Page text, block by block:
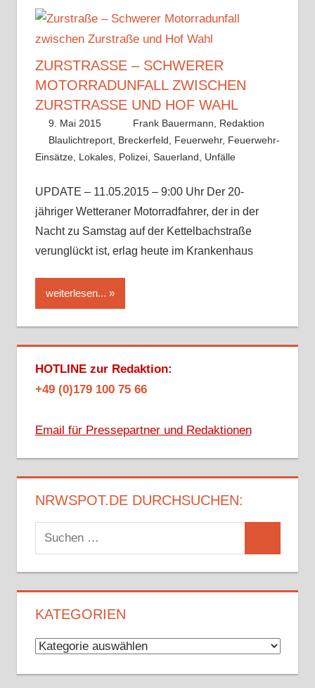
ZURSTRASSE – SCHWERER M
OTORRADUNFALL ZWISCHEN Z
URSTRASSE UND HOF WAHL
9. Mai 2015
Frank Bauermann, Redaktion
Blaulichtreport Breckerfeld Feuerwehr, Feuerwehr-
Einsätze, Lokales, Polizei, Sauerland Unfälle
UPDATE – 11.05.2015 – 9:00 Uhr Der 20-
jähriger Wetteraner Motorradfahrer, der in der
Nacht zu Samstag auf der Kettelbachstraße
verunglückt ist, erlag heute im Krankenhaus
weiterlesen...
HOTLINE zur Redaktion:
+49 (0)179 100 75 66
Email für Pressepartner und Redaktionen
NRWSPOT.DE DURCHSUCHEN:
Suchen
nach:
KATEGORIEN
Kategorien